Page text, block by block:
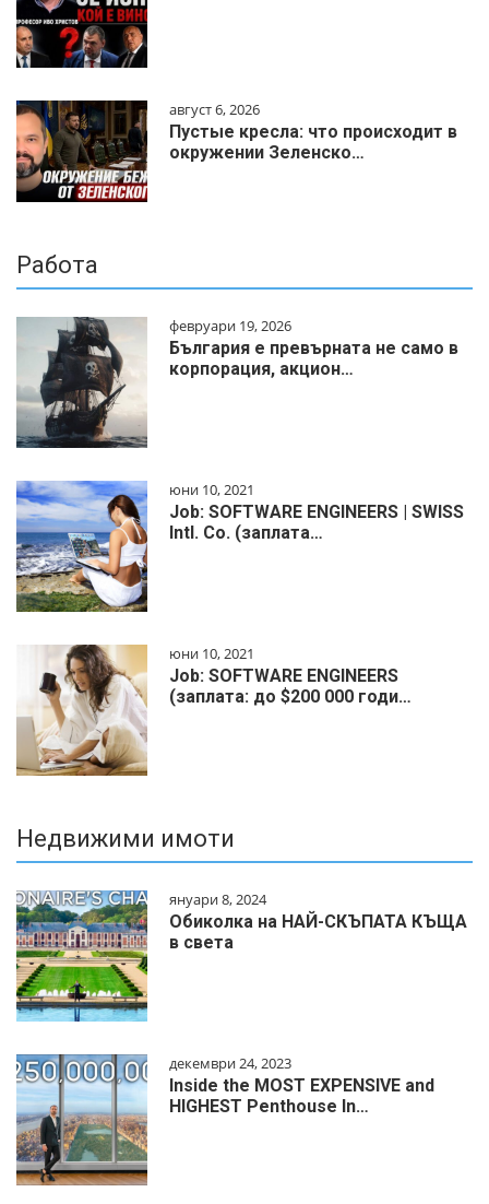
август 6, 2026
Пустые кресла: что происходит в
окружении Зеленско…
Работа
февруари 19, 2026
България е превърната не само в
корпорация, акцион…
юни 10, 2021
Job: SOFTWARE ENGINEERS | SWISS
Intl. Co. (заплата…
юни 10, 2021
Job: SOFTWARE ENGINEERS
(заплата: до $200 000 годи…
Недвижими имоти
януари 8, 2024
Обиколка на НАЙ-СКЪПАТА КЪЩА
в света
декември 24, 2023
Inside the MOST EXPENSIVE and
HIGHEST Penthouse In…